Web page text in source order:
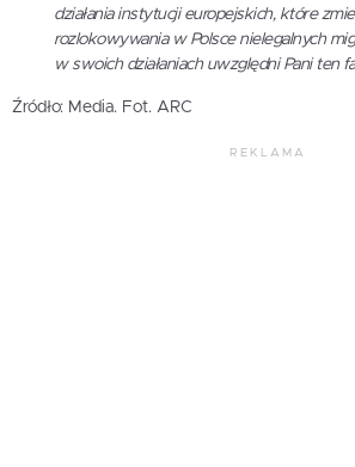
działania instytucji europejskich, które
rozlokowywania w Polsce nielegalnych
w swoich działaniach uwzględni Pani ten
Źródło: Media. Fot. ARC
REKLAMA